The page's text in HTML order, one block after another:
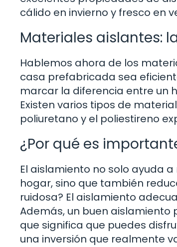
cálido en invierno y fresco en
Materiales aislantes:
Hablemos ahora de los
casa prefabricada sea
marcar la diferencia entre un
Existen varios tipos de
poliuretano y el poliestireno
¿Por qué es
El aislamiento no solo ayuda
hogar, sino que también
ruidosa? El aislamiento
Además, un buen
que significa que puedes
una inversión que realmente